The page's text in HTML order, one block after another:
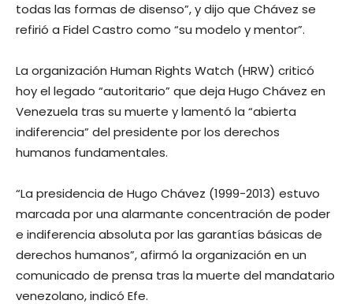
todas las formas de disenso”, y dijo que Chávez se
refirió a Fidel Castro como “su modelo y mentor”.
La organización Human Rights Watch (HRW) criticó
hoy el legado “autoritario” que deja Hugo Chávez en
Venezuela tras su muerte y lamentó la “abierta
indiferencia” del presidente por los derechos
humanos fundamentales.
“La presidencia de Hugo Chávez (1999-2013) estuvo
marcada por una alarmante concentración de poder
e indiferencia absoluta por las garantías básicas de
derechos humanos”, afirmó la organización en un
comunicado de prensa tras la muerte del mandatario
venezolano, indicó Efe.